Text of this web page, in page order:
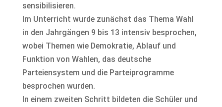
sensibilisieren.
Im Unterricht wurde zunächst das Thema Wahl
in den Jahrgängen 9 bis 13 intensiv besprochen,
wobei Themen wie Demokratie, Ablauf und
Funktion von Wahlen, das deutsche
Parteiensystem und die Parteiprogramme
besprochen wurden.
In einem zweiten Schritt bildeten die Schüler und